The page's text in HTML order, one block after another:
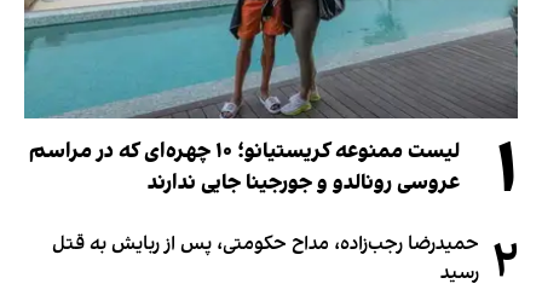
۱
لیست ممنوعه کریستیانو؛ ۱۰ چهره‌ای که در مراسم
عروسی رونالدو و جورجینا جایی ندارند
۲ حمیدرضا رجب‌زاده، مداح حکومتی، پس از ربایش به قتل
رسید